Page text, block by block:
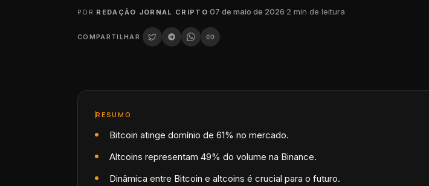
POR REDAÇÃO JORNAL CRIPTO·07 de maio de 2026·2 min de leitura
COMPARTILHAR
RESUMO
Bitcoin atinge domínio de 61% no mercado.
Altcoins representam 49% do volume na Binance.
Dinâmica entre Bitcoin e altcoins é crucial para o futuro.